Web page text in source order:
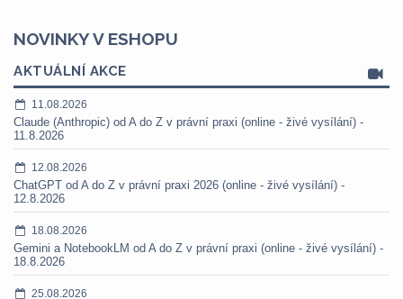
NOVINKY V ESHOPU
AKTUÁLNÍ AKCE
11.08.2026
Claude (Anthropic) od A do Z v právní praxi (online - živé vysílání) -
11.8.2026
12.08.2026
ChatGPT od A do Z v právní praxi 2026 (online - živé vysílání) -
12.8.2026
18.08.2026
Gemini a NotebookLM od A do Z v právní praxi (online - živé vysílání) -
18.8.2026
25.08.2026